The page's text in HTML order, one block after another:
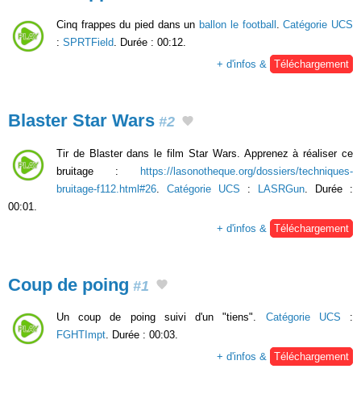
Cinq frappes du pied dans un ballon le football .Catégorie UCS
: SPRTField . Durée : 00:12.
+ d'infos &
Téléchargement
Blaster Star Wars #2
Tir de Blaster dans le film Star Wars. Apprenez à réaliser ce
bruitage : https://lasonotheque.org/dossiers/techniques-
bruitage-f112.html#26
Catégorie UCS : LASRGun . Durée :
00:01.
+ d'infos &
Téléchargement
Coup de poing #1
Un coup de poing suivi d'un "tiens". Catégorie UCS :
FGHTImpt. Durée : 00:03.
+ d'infos & Téléchargement